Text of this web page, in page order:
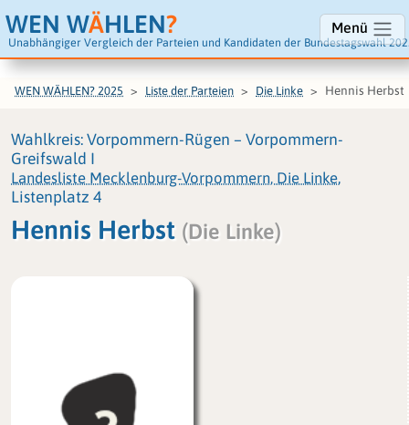
WEN WÄHLEN?
Unabhängiger Vergleich der Parteien und Kandidaten der Bundestagswahl
Menü
WEN WÄHLEN? 2025 Liste der Parteien Die Linke Hennis Herbst
Wahlkreis: Vorpommern-Rügen – Vorpommern-
Greifswald I
Landesliste Mecklenburg-Vorpommern, Die Linke,
Listenplatz 4
Hennis Herbst (Die Linke)